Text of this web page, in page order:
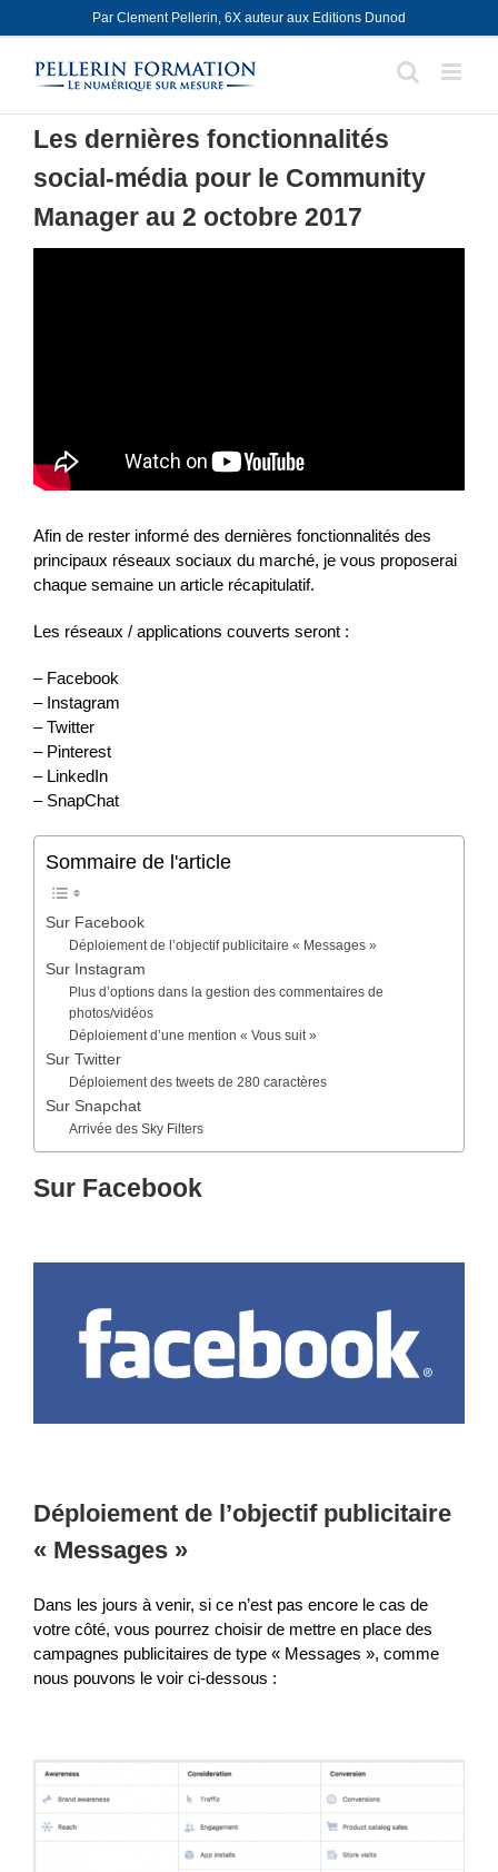
to
content
Par Clement Pellerin, 6X auteur aux Editions Dunod
Les dernières fonctionnalités
social-média pour le Community
Manager au 2 octobre 2017
Afin de rester informé des dernières fonctionnalités des
principaux réseaux sociaux du marché, je vous proposerai
chaque semaine un article récapitulatif.
Les réseaux / applications couverts seront :
– Facebook
– Instagram
– Twitter
– Pinterest
– LinkedIn
– SnapChat
Sommaire de l'article
Sur Facebook
Déploiement de l’objectif publicitaire « Messages »
Sur Instagram
Plus d’options dans la gestion des commentaires de
photos/vidéos
Déploiement d’une mention « Vous suit »
Sur Twitter
Déploiement des tweets de 280 caractères
Sur Snapchat
Arrivée des Sky Filters
Sur Facebook
Déploiement de l’objectif publicitaire
« Messages »
Dans les jours à venir, si ce n’est pas encore le cas de
votre côté, vous pourrez choisir de mettre en place des
campagnes publicitaires de type « Messages », comme
nous pouvons le voir ci-dessous :